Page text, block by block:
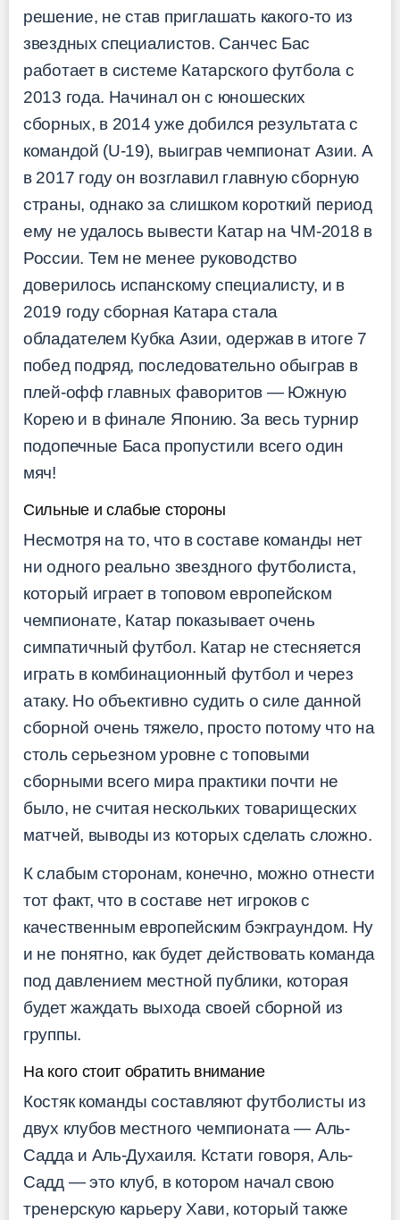
решение, не став приглашать какого-то из
звездных специалистов. Санчес Бас
работает в системе Катарского футбола с
2013 года. Начинал он с юношеских
сборных, в 2014 уже добился результата с
командой (U-19), выиграв чемпионат Азии. А
в 2017 году он возглавил главную сборную
страны, однако за слишком короткий период
ему не удалось вывести Катар на ЧМ-2018 в
России. Тем не менее руководство
доверилось испанскому специалисту, и в
2019 году сборная Катара стала
обладателем Кубка Азии, одержав в итоге 7
побед подряд, последовательно обыграв в
плей-офф главных фаворитов — Южную
Корею и в финале Японию. За весь турнир
подопечные Баса пропустили всего один
мяч!
Сильные и слабые стороны
Несмотря на то, что в составе команды нет
ни одного реально звездного футболиста,
который играет в топовом европейском
чемпионате, Катар показывает очень
симпатичный футбол. Катар не стесняется
играть в комбинационный футбол и через
атаку. Но объективно судить о силе данной
сборной очень тяжело, просто потому что на
столь серьезном уровне с топовыми
сборными всего мира практики почти не
было, не считая нескольких товарищеских
матчей, выводы из которых сделать сложно.
К слабым сторонам, конечно, можно отнести
тот факт, что в составе нет игроков с
качественным европейским бэкграундом. Ну
и не понятно, как будет действовать команда
под давлением местной публики, которая
будет жаждать выхода своей сборной из
группы.
На кого стоит обратить внимание
Костяк команды составляют футболисты из
двух клубов местного чемпионата — Аль-
Садда и Аль-Духаиля. Кстати говоря, Аль-
Садд — это клуб, в котором начал свою
тренерскую карьеру Хави, который также